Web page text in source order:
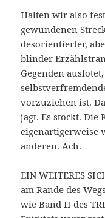
Halten wir also
gewundenen
desorientierter,
blinder
Gegenden
vorzuziehen ist.
jagt. Es stockt. Die
eigenartigerweise
anderen. Ach.
EIN WEITERES
am Rande des
wie Band II des